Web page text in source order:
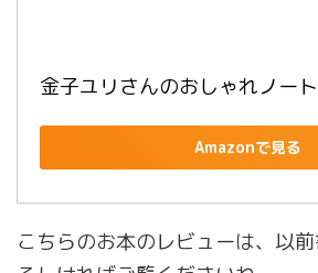
金子ユリさんのおしゃれノート
Amazonで見る
こちらのお本のレビューは、以